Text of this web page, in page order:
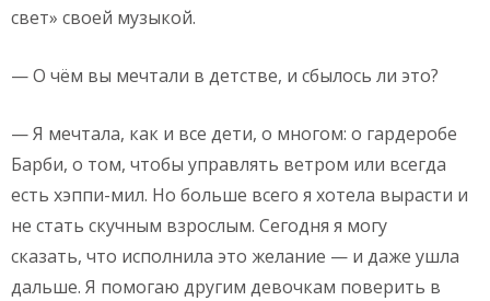
свет» своей музыкой.
— О чём вы мечтали в детстве, и сбылось ли это?
— Я мечтала, как и все дети, о многом: о гардеробе
Барби, о том, чтобы управлять ветром или всегда
есть хэппи-мил. Но больше всего я хотела вырасти и
не стать скучным взрослым. Сегодня я могу
сказать, что исполнила это желание — и даже ушла
дальше. Я помогаю другим девочкам поверить в